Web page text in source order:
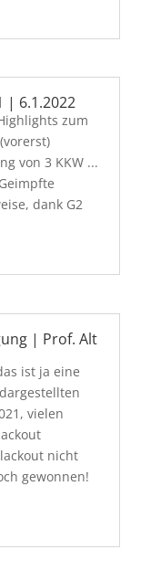
| 6.1.2022
zum
von 3 KKW ...
dank G2
| Prof. Alt
ist ja eine
vielen
nicht
gewonnen!